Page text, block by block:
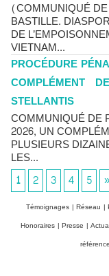
(COMMUNIQUÉ
BASTILLE.
DE
VIETNAM...
PROCÉDURE
COMPLÉMENT
STELLANTIS
COMMUNIQUÉ DE
2026, UN
PLUSIEURS
LES...
1
2 3 4 5 »
Témoignages | Réseau |
Honoraires | Presse |